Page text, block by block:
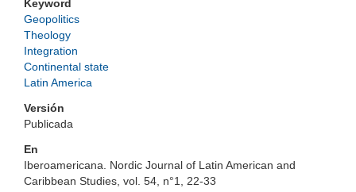
Keyword
Geopolitics
Theology
Integration
Continental state
Latin America
Versión
Publicada
En
Iberoamericana. Nordic Journal of Latin American and
Caribbean Studies, vol. 54, n°1, 22-33